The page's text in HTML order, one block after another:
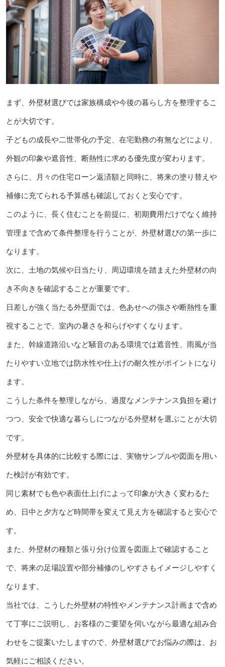
まず、外壁材選びでは家族構成や今後の暮らし方を整理するこ
とが大切です。
子どもの成長や二世帯化の予定、在宅勤務の有無などにより、
外観の印象や遮音性、断熱性に求める優先度が変わります。
さらに、月々の住宅ローン返済額と同時に、将来の塗り替えや
補修に充てられる予算感も確認しておくと安心です。
このように、長く住むことを前提に、初期費用だけでなく維持
管理まで含めて条件整理を行うことが、外壁材選びの第一歩に
なります。
次に、土地の気候や日当たり、周辺環境を踏まえた外壁材の向
き不向きを確認することが重要です。
日差しが強く当たる外壁面では、色あせへの強さや断熱性を重
視することで、室内の暑さを和らげやすくなります。
また、幹線道路沿いなど騒音のある環境では遮音性、雨風が当
たりやすい立地では防水性や仕上げの耐久性がポイントになり
ます。
こうした条件を整理しながら、過度なメンテナンス負担を避け
つつ、安全で快適な暮らしにつながる外壁材を選ぶことが大切
です。
外壁材を具体的に比較する際には、実物サンプルや図面を用い
た検討が有効です。
同じ素材でも色や表面仕上げによって印象が大きく変わるた
め、日中と夕方など時間帯を変えて見え方を確認すると安心で
す。
また、外壁材の種類と張り分け位置を図面上で確認すること
で、将来の足場設置や部分補修のしやすさもイメージしやすく
なります。
当社では、こうした外壁材の特性やメンテナンス計画まで含め
て丁寧にご説明し、お客様のご要望を伺いながら最適な組み合
わせをご提案いたしますので、外壁材選びでお悩みの際は、お
気軽にご相談ください。